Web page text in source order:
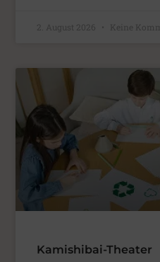
2. August 2026 Keine
Kamishibai-Theater